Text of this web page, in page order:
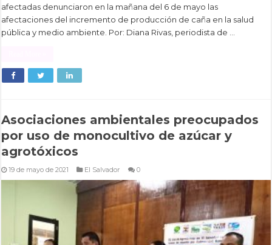
afectadas denunciaron en la mañana del 6 de mayo las
afectaciones del incremento de producción de caña en la salud
pública y medio ambiente. Por: Diana Rivas, periodista de …
Asociaciones ambientales preocupados
por uso de monocultivo de azúcar y
agrotóxicos
19 de mayo de 2021 El Salvador 0